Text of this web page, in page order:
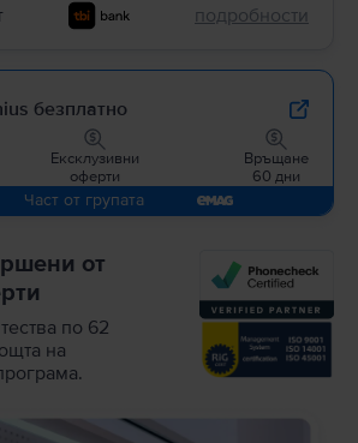
подробности
безплатно
Ексклузивни
оферти
Връщане
60 дни
Част от групата
от
по 62
на